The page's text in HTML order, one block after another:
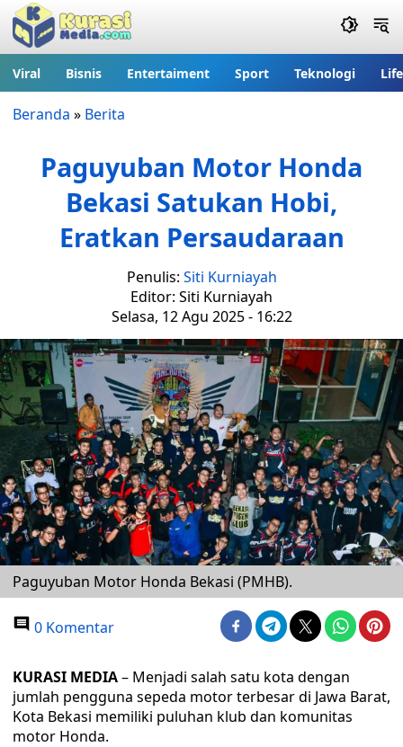
Viral Bisnis Entertaiment Sport Teknologi
Beranda » Berita
Paguyuban Motor Honda
Bekasi Satukan Hobi,
Eratkan Persaudaraan
Penulis: Siti Kurniayah
Editor: Siti Kurniayah
Selasa, 12 Agu 2025 - 16:22
Paguyuban Motor Honda Bekasi (PMHB).
0 Komentar
KURASI MEDIA– Menjadi salah satu kota dengan
jumlah pengguna sepeda motor terbesar di Jawa Barat,
Kota Bekasi memiliki puluhan klub dan komunitas
motor Honda.